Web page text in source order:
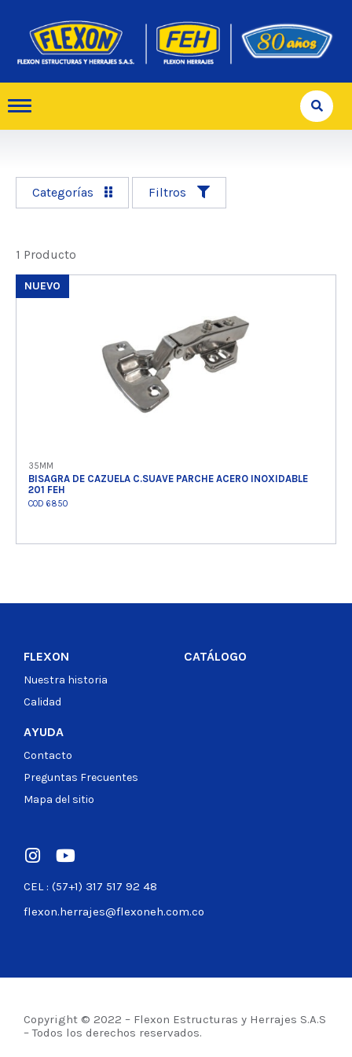
Categorías Filtros
1 Producto
NUEVO
35MM
BISAGRA DE CAZUELA C.SUAVE PARCHE ACERO INOXIDABLE
201 FEH
COD 6850
CEL : (57+1) 317 517 92 48
flexon.herrajes@flexoneh.com.co
FLEXON
Nuestra historia
Calidad
CATÁLOGO
AYUDA
Contacto
Preguntas Frecuentes
Mapa del sitio
Copyright © 2022 – Flexon Estructuras y Herrajes S.A.S
– Todos los derechos reservados.